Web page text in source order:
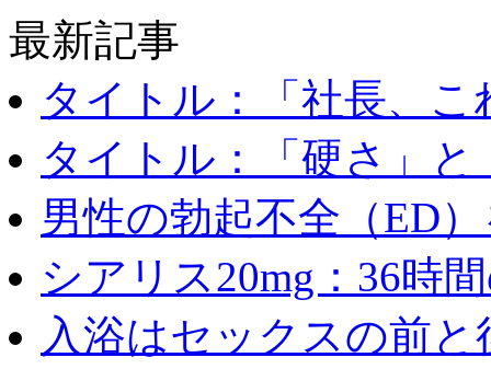
最新記事
タイトル：「社長、こ
タイトル：「硬さ」と
男性の勃起不全（ED
シアリス20mg：36時
入浴はセックスの前